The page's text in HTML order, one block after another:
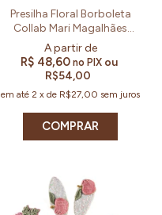
Presilha Floral Borboleta
Collab Mari Magalhães
Boscheiro
R$ 48,60no PIX ou
R$54,00
em até2 xde R$27,00 sem juros
COMPRAR